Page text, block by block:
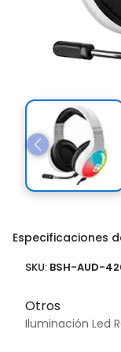
Especificaciones
SKU: BSH-AUD-
Otros
Iluminación Led